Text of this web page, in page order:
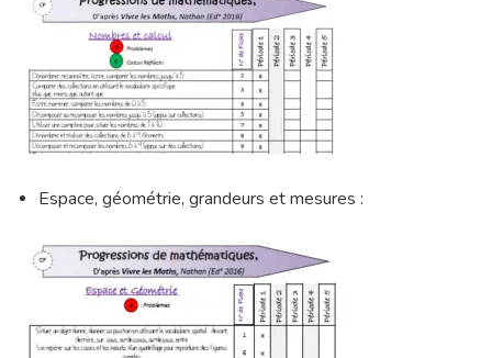
Espace, géométrie, grandeurs et mesures :